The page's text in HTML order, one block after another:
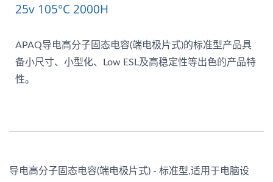
25v 105°C 2000H
APAQ导电高分子固态电容(端电极片式)的标准型产品具
备小尺寸、小型化、Low ESL及高稳定性等出色的产品特
性。
导电高分子固态电容(端电极片式) - 标准型,适用于电脑设